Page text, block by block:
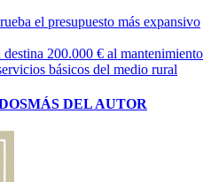
el presupuesto más expansivo
200.000 € al mantenimiento
básicos del medio rural
MÁS DEL AUTOR